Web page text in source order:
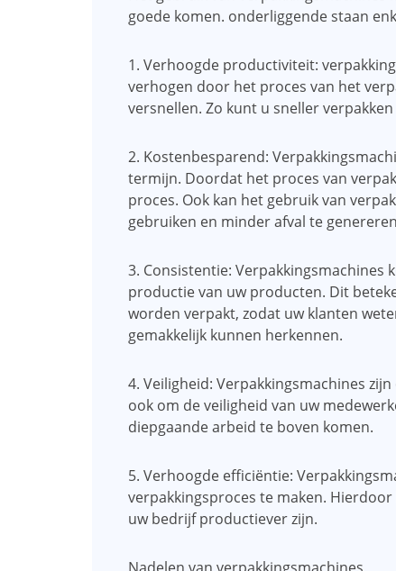
goede komen. onderliggende staan
1. Verhoogde productiviteit:
verhogen door het proces van het
versnellen. Zo kunt u sneller
2. Kostenbesparend:
termijn. Doordat het proces van
proces. Ook kan het gebruik van
gebruiken en minder afval te
3. Consistentie:
productie van uw producten. Dit
worden verpakt, zodat uw klanten
gemakkelijk kunnen herkennen.
4. Veiligheid: Verpakkingsmachines
ook om de veiligheid van uw
diepgaande arbeid te boven komen.
5. Verhoogde efficiëntie:
verpakkingsproces te maken.
uw bedrijf productiever zijn.